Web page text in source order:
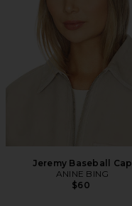
Jeremy Baseball Cap
ANINE BING
$60